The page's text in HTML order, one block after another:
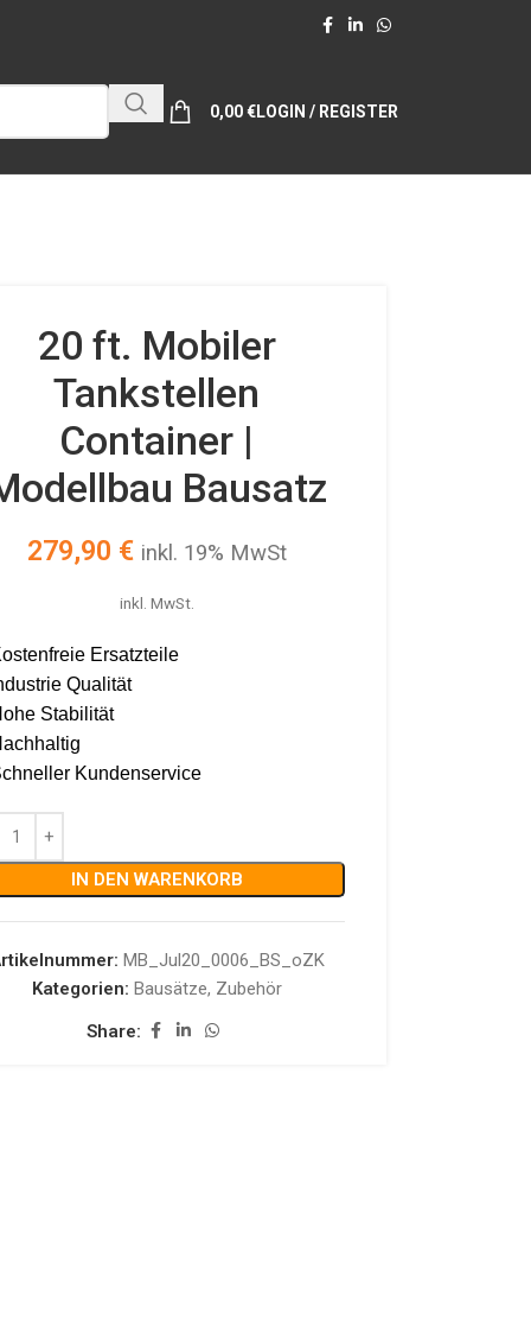
0,00€LOGIN / REGISTER
20 ft. Mobiler
Tankstellen
Container |
Bausatz
279,90 € inkl. 19% MwSt
inkl. MwSt.
Ersatzteile
Qualität
Stabilität
Kundenservice
IN DEN WARENKORB
MB_Jul20_0006_BS_oZK
Kategorien: Bausätze, Zubehör
Share: